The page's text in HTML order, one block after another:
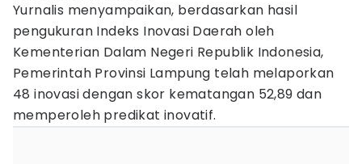
Yurnalis menyampaikan, berdasarkan hasil
pengukuran Indeks Inovasi Daerah oleh
Kementerian Dalam Negeri Republik Indonesia,
Pemerintah Provinsi Lampung telah melaporkan
48 inovasi dengan skor kematangan 52,89 dan
memperoleh predikat inovatif.